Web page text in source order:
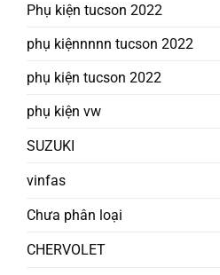
Phụ kiện tucson 2022
phụ kiệnnnnn tucson 2022
phụ kiện tucson 2022
phụ kiện vw
SUZUKI
vinfas
Chưa phân loại
CHERVOLET